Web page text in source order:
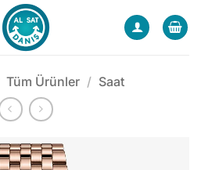
Tüm Ürünler / Saat